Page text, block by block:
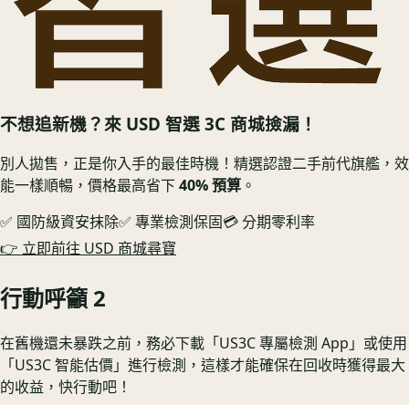
不想追新機？來 USD 智選 3C 商城撿漏！
別人拋售，正是你入手的最佳時機！精選認證二手前代旗艦，效
能一樣順暢，價格最高省下40% 預算 。
✅ 國防級資安抹除✅ 專業檢測保固💳 分期零利率
👉 立即前往 USD 商城尋寶
行動呼籲 2
在舊機還未暴跌之前，務必下載「US3C 專屬檢測 App」或使用
「US3C 智能估價」進行檢測，這樣才能確保在回收時獲得最大
的收益，快行動吧！